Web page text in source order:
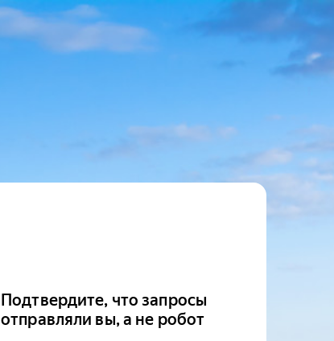
Подтвердите, что запросы
отправляли вы, а не робот